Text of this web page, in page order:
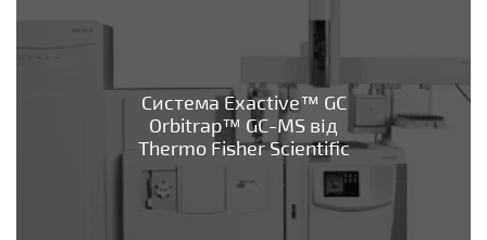
Система Exactive™ GC
Orbitrap™ GC-MS від
Thermo Fisher Scientific